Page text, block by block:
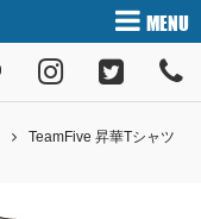
MENU
TeamFive 昇華Tシャツ